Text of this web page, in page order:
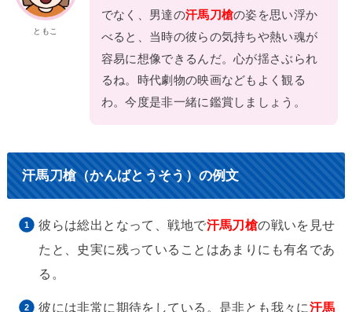
ともこ
でなく、男達の汗馬刀槍の姿を思い浮か
べると、当時の彼らの気持ちや熱い魂が
容易に想像できるんだ。心が揺さぶられ
るね。時代劇物の映画などもよく観る
わ。今度是非一緒に鑑賞しましょう。
汗馬刀槍（かんばとうそう）の例文
彼らは総出となって、戦地で汗馬刀槍の戦いを見せ
たと、史実に残っていることはあまりにも有名であ
る。
彼には非常に期待をしている。是非とも我々に汗馬